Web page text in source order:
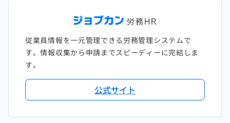
従業員情報を一元管理できる労務管理システムで
す。情報収集から申請までスピーディーに完結しま
す。
公式サイト